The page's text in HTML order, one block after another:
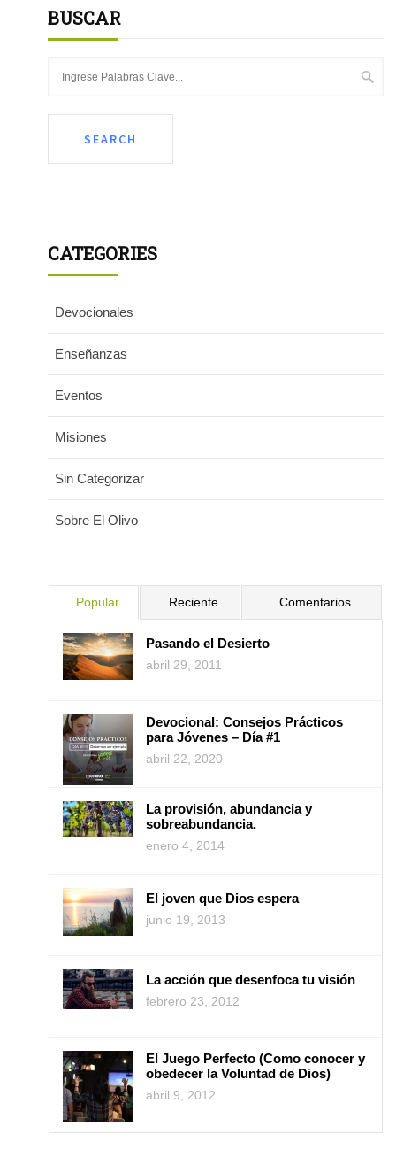
BUSCAR
CATEGORIES
Devocionales
Enseñanzas
Eventos
Misiones
Sin Categorizar
Sobre El Olivo
Popular Reciente Comentarios
Pasando el Desierto
abril 29, 2011
Devocional: Consejos Prácticos
para Jóvenes – Día #1
abril 22, 2020
La provisión, abundancia y
sobreabundancia.
enero 4, 2014
El joven que Dios espera
junio 19, 2013
La acción que desenfoca tu visión
febrero 23, 2012
El Juego Perfecto (Como conocer y
obedecer la Voluntad de Dios)
abril 9, 2012